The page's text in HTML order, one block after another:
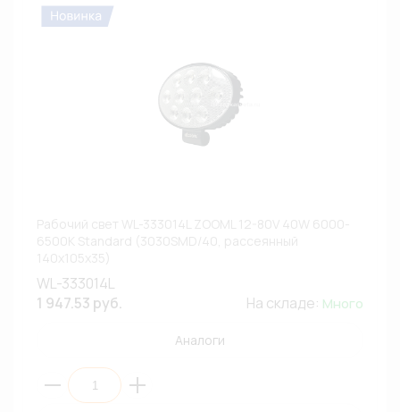
WL-333014L
1 947.53 руб.
На складе: Много
Аналоги